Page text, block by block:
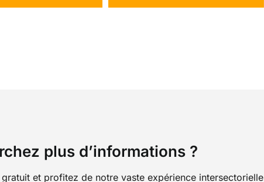
plus d’informations ?
et profitez de notre vaste expérience intersectorielle